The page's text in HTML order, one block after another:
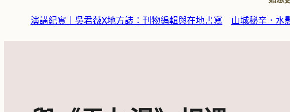
演講紀實｜吳君薇X地方誌：刊物編輯與在地書寫 山城秘辛．水